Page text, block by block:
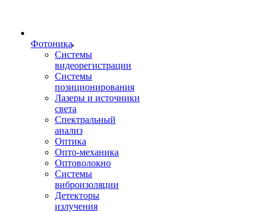
Фотоника
Cистемы
видеорегистрации
Системы
позиционирования
Лазеры и источники
света
Спектральный
анализ
Оптика
Опто-механика
Оптоволокно
Системы
виброизоляции
Детекторы
излучения